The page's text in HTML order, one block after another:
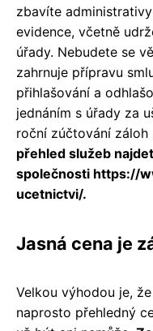
zbavíte administrativy
evidence, včetně
úřady. Nebudete se
zahrnuje přípravu
přihlašování a
jednáním s úřady za
roční zúčtování záloh
přehled služeb
společnosti https://
ucetnictvi/.
Jasná cena je
Velkou výhodou je,
naprosto přehledný